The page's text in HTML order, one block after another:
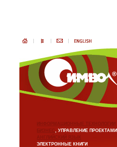
ИНФОРМАЦИОННЫЕ ТЕХНОЛОГИИ
БИЗНЕС, УПРАВЛЕНИЕ ПРОЕКТАМИ
АНГЛИЙСКИЙ ЯЗЫК
ЭЛЕКТРОННЫЕ КНИГИ